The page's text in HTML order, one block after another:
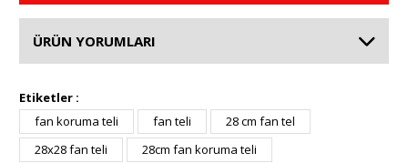
ÜRÜN YORUMLARI
Etiketler :
fan koruma teli
fan teli
28 cm fan tel
28x28 fan teli
28cm fan koruma teli